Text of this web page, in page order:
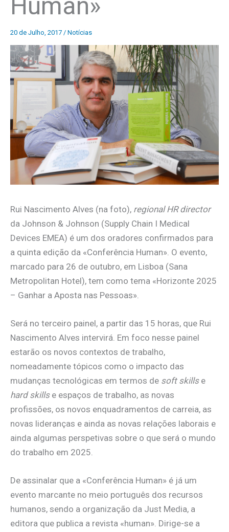
20 de Julho, 2017 / Notícias
Rui Nascimento Alves (na foto), regional HR director
da Johnson & Johnson (Supply Chain I Medical
Devices EMEA) é um dos oradores confirmados para
a quinta edição da «Conferência Human». O evento,
marcado para 26 de outubro, em Lisboa (Sana
Metropolitan Hotel), tem como tema «Horizonte 2025
– Ganhar a Aposta nas Pessoas».
Será no terceiro painel, a partir das 15 horas, que Rui
Nascimento Alves intervirá. Em foco nesse painel
estarão os novos contextos de trabalho,
nomeadamente tópicos como o impacto das
mudanças tecnológicas em termos de soft skillse
hard skillse espaços de trabalho, as novas
profissões, os novos enquadramentos de carreia, as
novas lideranças e ainda as novas relações laborais e
ainda algumas perspetivas sobre o que será o mundo
do trabalho em 2025.
De assinalar que a «Conferência Human» é já um
evento marcante no meio português dos recursos
humanos, sendo a organização da Just Media, a
editora que publica a revista «human». Dirige-se a